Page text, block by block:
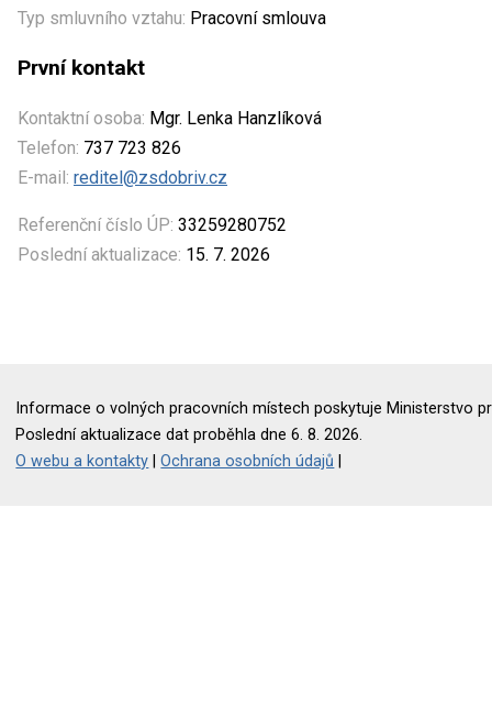
Typ smluvního vztahu: Pracovní smlouva
První kontakt
Kontaktní osoba: Mgr. Lenka Hanzlíková
Telefon: 737 723 826
E-mail: reditel@zsdobriv.cz
Referenční číslo ÚP: 33259280752
Poslední aktualizace: 15. 7. 2026
Informace o volných pracovních místech poskytuje Ministerstvo
Poslední aktualizace dat proběhla dne 6. 8. 2026.
O webu a kontakty |Ochrana osobních údajů